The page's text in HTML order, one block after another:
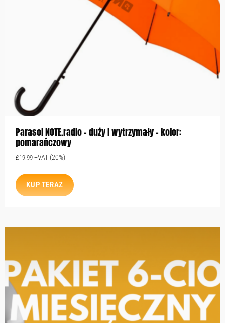
Parasol NOTE.radio – duży i wytrzymały – kolor:
pomarańczowy
£19.99 +VAT (20%)
KUP TERAZ